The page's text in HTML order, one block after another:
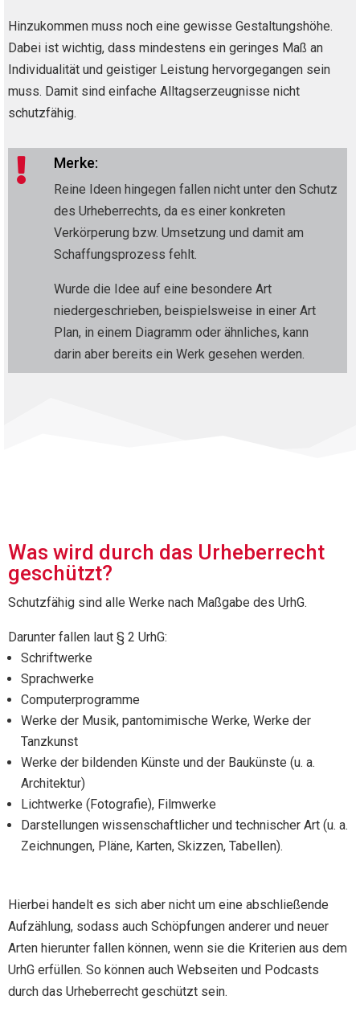
Hinzukommen muss noch eine gewisse Gestaltungshöhe.
Dabei ist wichtig, dass mindestens ein geringes Maß an
Individualität und geistiger Leistung hervorgegangen sein
muss. Damit sind einfache Alltagserzeugnisse nicht
schutzfähig.
 Merke:
Reine Ideen hingegen fallen nicht unter den Schutz
des Urheberrechts, da es einer konkreten
Verkörperung bzw. Umsetzung und damit am
Schaffungsprozess fehlt.
Wurde die Idee auf eine besondere Art
niedergeschrieben, beispielsweise in einer Art
Plan, in einem Diagramm oder ähnliches, kann
darin aber bereits ein Werk gesehen werden.
Was wird durch das Urheberrecht
geschützt?
Schutzfähig sind alle Werke nach Maßgabe des UrhG.
Darunter fallen laut § 2 UrhG:
Schriftwerke
Sprachwerke
Computerprogramme
Werke der Musik, pantomimische Werke, Werke der
Tanzkunst
Werke der bildenden Künste und der Baukünste (u. a.
Architektur)
Lichtwerke (Fotografie), Filmwerke
Darstellungen wissenschaftlicher und technischer Art (u. a.
Zeichnungen, Pläne, Karten, Skizzen, Tabellen).
Hierbei handelt es sich aber nicht um eine abschließende
Aufzählung, sodass auch Schöpfungen anderer und neuer
Arten hierunter fallen können, wenn sie die Kriterien aus dem
UrhG erfüllen. So können auch Webseiten und Podcasts
durch das Urheberrecht geschützt sein.